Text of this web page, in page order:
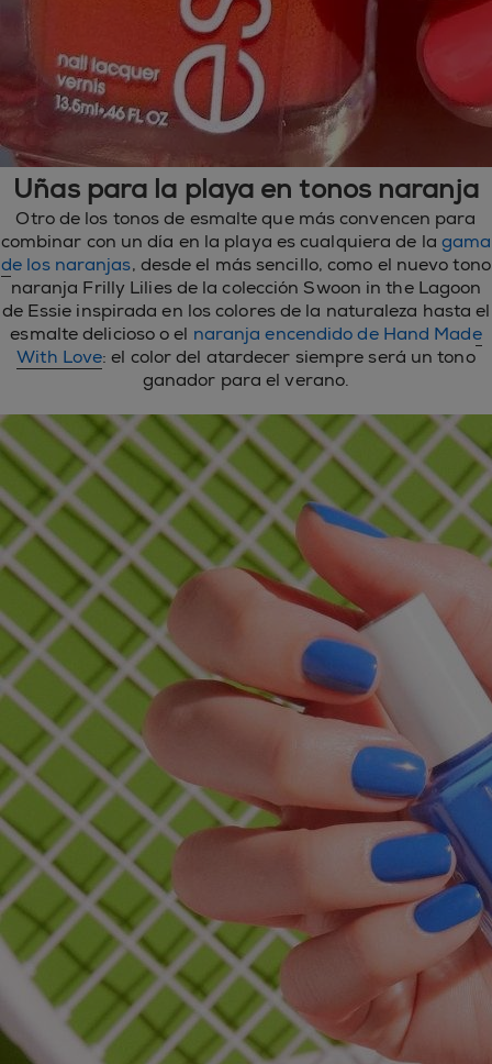
Uñas para la playa en tonos naranja
Otro de los tonos de esmalte que más convencen para
combinar con un día en la playa es cualquiera de la gama
de los naranjas, desde el más sencillo, como el nuevo tono
naranja Frilly Lilies de la colección Swoon in the Lagoon
de Essie inspirada en los colores de la naturaleza hasta el
esmalte delicioso o el naranja encendido de Hand Made
With Love: el color del atardecer siempre será un tono
ganador para el verano.